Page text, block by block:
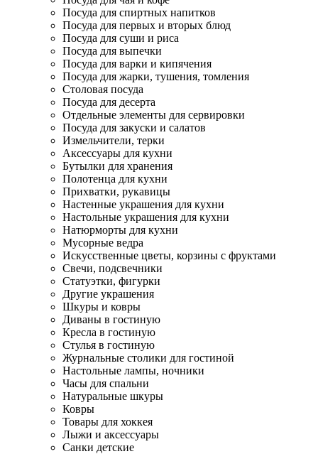
Посуда для спиртных напитков
Посуда для первых и вторых блюд
Посуда для суши и риса
Посуда для выпечки
Посуда для варки и кипячения
Посуда для жарки, тушения, томления
Столовая посуда
Посуда для десерта
Отдельные элементы для сервировки
Посуда для закуски и салатов
Измельчители, терки
Аксессуары для кухни
Бутылки для хранения
Полотенца для кухни
Прихватки, рукавицы
Настенные украшения для кухни
Настольные украшения для кухни
Натюрморты для кухни
Мусорные ведра
Искусственные цветы, корзины с фруктами
Свечи, подсвечники
Статуэтки, фигурки
Другие украшения
Шкуры и ковры
Диваны в гостиную
Кресла в гостиную
Стулья в гостиную
Журнальные столики для гостиной
Настольные лампы, ночники
Часы для спальни
Натуральные шкуры
Ковры
Товары для хоккея
Лыжи и аксессуары
Санки детские